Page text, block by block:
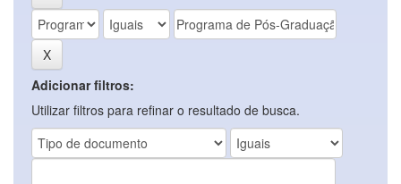
Adicionar filtros:
Utilizar filtros para refinar o resultado de busca.